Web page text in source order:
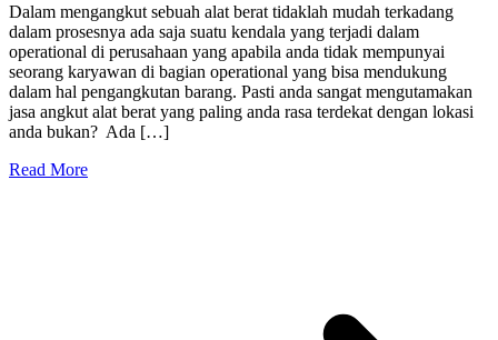
Dalam mengangkut sebuah alat berat tidaklah mudah terkadang
dalam prosesnya ada saja suatu kendala yang terjadi dalam
operational di perusahaan yang apabila anda tidak mempunyai
seorang karyawan di bagian operational yang bisa mendukung
dalam hal pengangkutan barang. Pasti anda sangat mengutamakan
jasa angkut alat berat yang paling anda rasa terdekat dengan lokasi
anda bukan? Ada […]
Read More